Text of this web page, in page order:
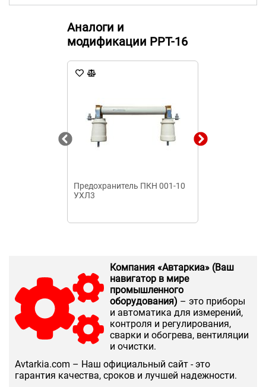
Аналоги и
модификации PPT-16
Предохранитель ПКН 001-10
УХЛ3
Компания «Автаркиа» (Ваш
навигатор в мире
промышленного
оборудования) – это приборы
и автоматика для измерений,
контроля и регулирования,
сварки и обогрева, вентиляции
и очистки.
Аvtarkia.com – Наш официальный сайт - это
гарантия качества, сроков и лучшей надежности.